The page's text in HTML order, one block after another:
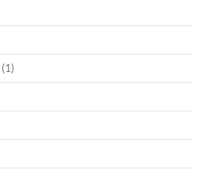
(1)